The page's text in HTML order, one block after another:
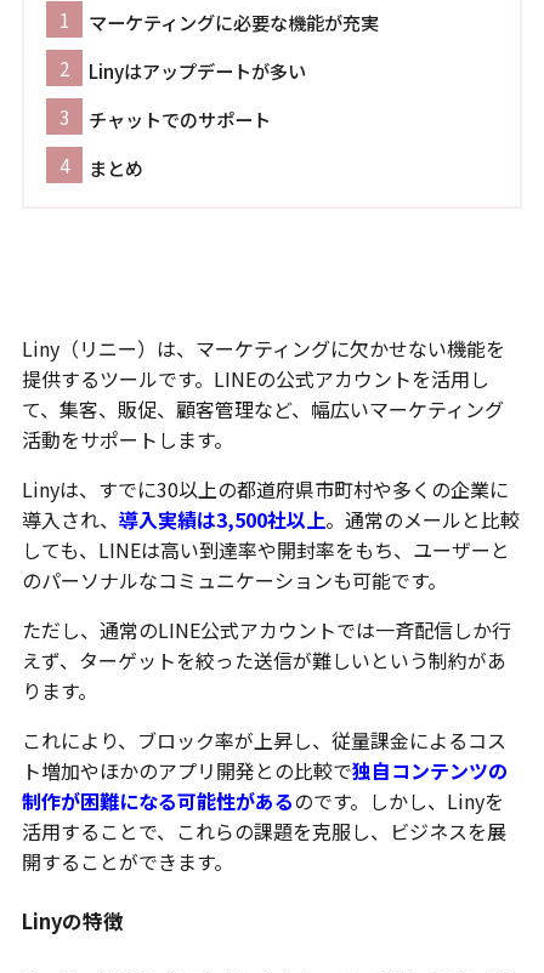
マーケティングに必要な機能が充実
Linyはアップデートが多い
チャットでのサポート
まとめ
Liny（リニー）は、マーケティングに欠かせない機能を
提供するツールです。LINEの公式アカウントを活用し
て、集客、販促、顧客管理など、幅広いマーケティング
活動をサポートします。
Linyは、すでに30以上の都道府県市町村や多くの企業に
導入され、 導入実績は3,500社以上。通常のメールと比較
しても、LINEは高い到達率や開封率をもち、ユーザーと
のパーソナルなコミュニケーションも可能です。
ただし、通常のLINE公式アカウントでは一斉配信しか行
えず、ターゲットを絞った送信が難しいという制約があ
ります。
これにより、ブロック率が上昇し、従量課金によるコス
ト増加やほかのアプリ開発との比較で独自コンテンツの
制作が困難になる可能性があるのです。しかし、Linyを
活用することで、これらの課題を克服し、ビジネスを展
開することができます。
Linyの特徴